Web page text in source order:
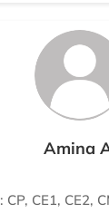
Amina
CP, CE1, CE2,